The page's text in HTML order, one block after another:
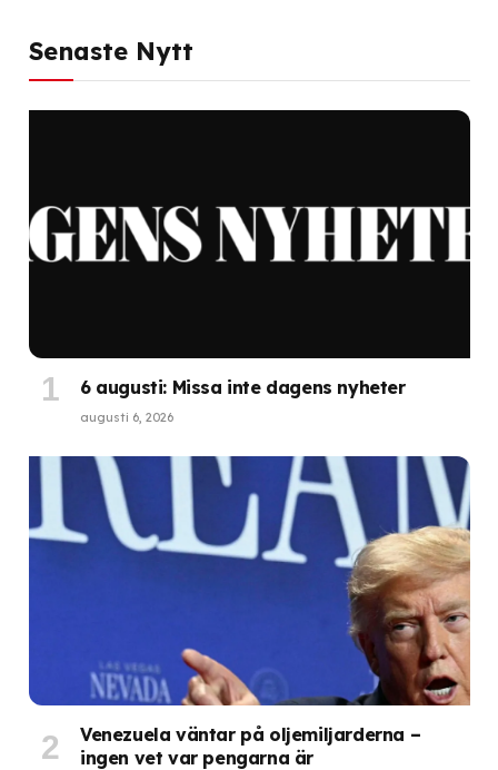
Senaste Nytt
6 augusti: Missa inte dagens nyheter
augusti 6, 2026
Venezuela väntar på oljemiljarderna –
ingen vet var pengarna är